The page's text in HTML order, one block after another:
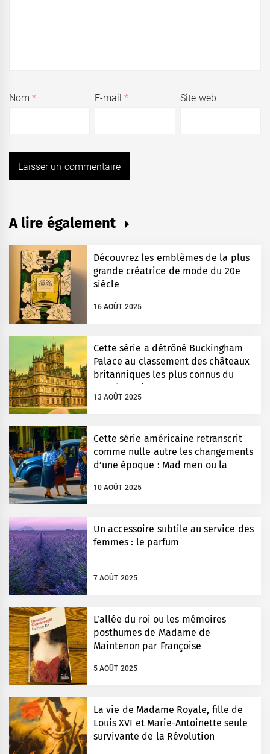
Nom* E-mail* Site web
A lire également
Découvrez les emblèmes de la plus
grande créatrice de mode du 20e
siècle
16 AOÛT 2025
Cette série a détrôné Buckingham
Palace au classement des châteaux
britanniques les plus connus du
13 AOÛT 2025
Cette série américaine retranscrit
comme nulle autre les changements
d’une époque : Mad men ou la
10 AOÛT 2025
Un accessoire subtile au service des
femmes : le parfum
7 AOÛT 2025
L’allée du roi ou les mémoires
posthumes de Madame de
Maintenon par Françoise
5 AOÛT 2025
La vie de Madame Royale, fille de
Louis XVI et Marie-Antoinette seule
survivante de la Révolution